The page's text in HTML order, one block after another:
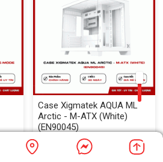
Case Xigmatek AQUA ML
Arctic - M-ATX (White)
(EN90045)
639.000 đ